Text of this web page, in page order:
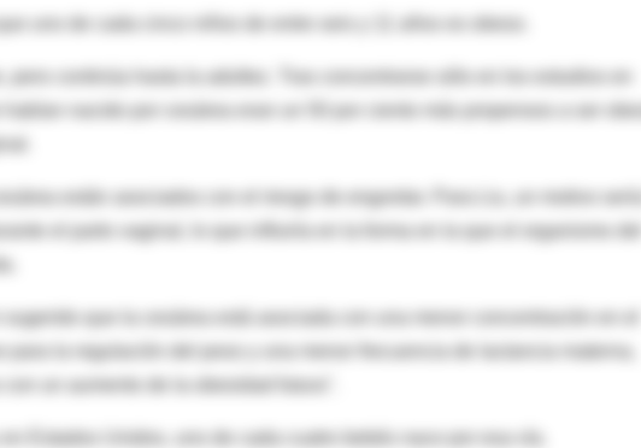
pero continúa hasta la adultez. Tras concentrarse sólo en los estudios en
nacido por cesárea eran un 50 por ciento más propensos a ser
están asociados con el riesgo de engordar. Para Liu, un motivo
el parto vaginal, lo que influiría en la forma en la que el organismo
que la cesárea está asociada con una menor concentración en el
para la regulación del peso y una menor frecuencia de lactancia materna,